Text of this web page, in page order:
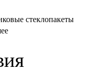
стеклопакеты